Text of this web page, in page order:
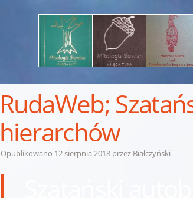
RudaWeb;
hierarchów
Opublikowano 12 sierpnia 2018 przez Białczyński